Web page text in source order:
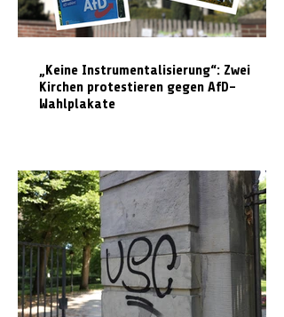
„Keine Instrumentalisierung“: Zwei
Kirchen protestieren gegen AfD-
Wahlplakate